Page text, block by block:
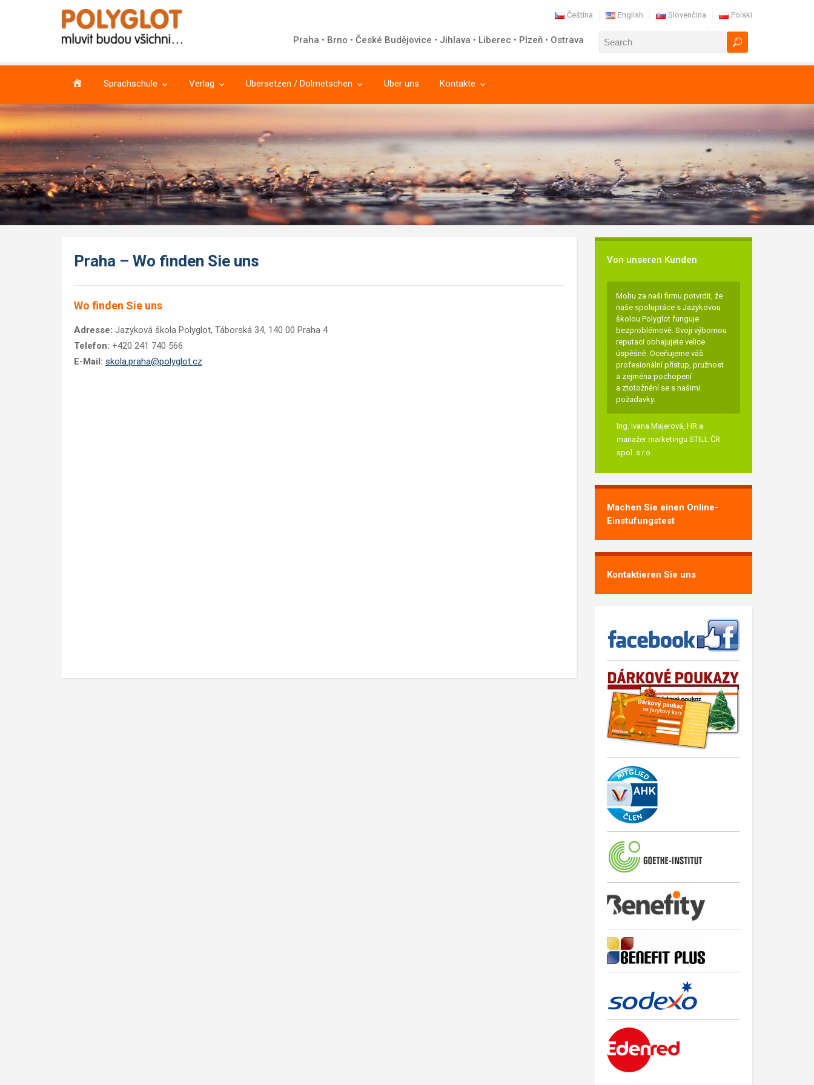
Čeština English Slovenčina Polski
Praha • Brno • České Budějovice • Jihlava • Liberec • Plzeň • Ostrava
HomeSprachschule Verlag Übersetzen / Dolmetschen Über uns Kontakte
Praha – Wo finden Sie uns
Wo finden Sie uns
Adresse: Jazyková škola Polyglot, Táborská 34, 140 00 Praha 4
Telefon: +420 241 740 566
E-Mail: skola.praha@polyglot.cz
Von unseren Kunden
Mohu za naši firmu potvrdit, že
naše spolupráce s Jazykovou
školou Polyglot funguje
bezproblémově. Svoji výbornou
reputaci obhajujete velice
úspěšně. Oceňujeme váš
profesionální přístup, pružnost
a zejména pochopení
a ztotožnění se s našimi
požadavky.
Ing. Ivana Majerová, HR a
manažer marketingu STILL ČR
spol. s r.o.
Machen Sie einen Online-
Einstufungstest
Kontaktieren Sie uns